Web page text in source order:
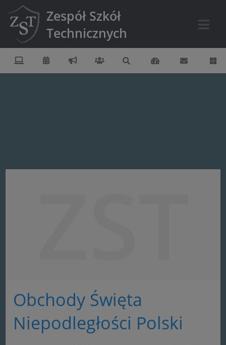
Zespół Szkół
Technicznych
Obchody Święta
Niepodległości Polski